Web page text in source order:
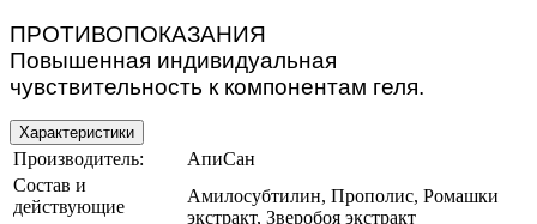
ПРОТИВОПОКАЗАНИЯ
Повышенная индивидуальная
чувствительность к компонентам геля.
Характеристики
Производитель:
АпиСан
Состав и
действующие
Амилосубтилин, Прополис, Ромашки
экстракт, Зверобоя экстракт